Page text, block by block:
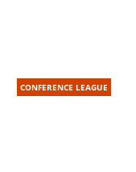
CONFERENCE LEAGUE